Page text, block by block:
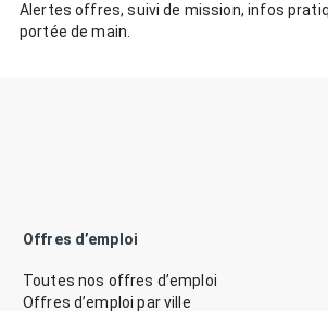
Alertes offres, suivi de mission, infos
portée de main.
Offres d’emploi
Toutes nos offres d’emploi
Offres d’emploi par ville